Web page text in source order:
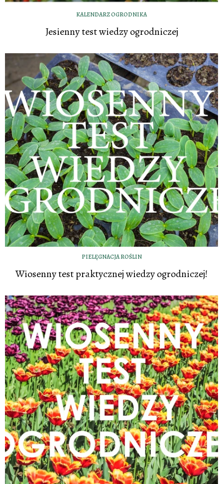
KALENDARZ OGRODNIKA
Jesienny test wiedzy ogrodniczej
PIELĘGNACJA ROŚLIN
Wiosenny test praktycznej wiedzy ogrodniczej!